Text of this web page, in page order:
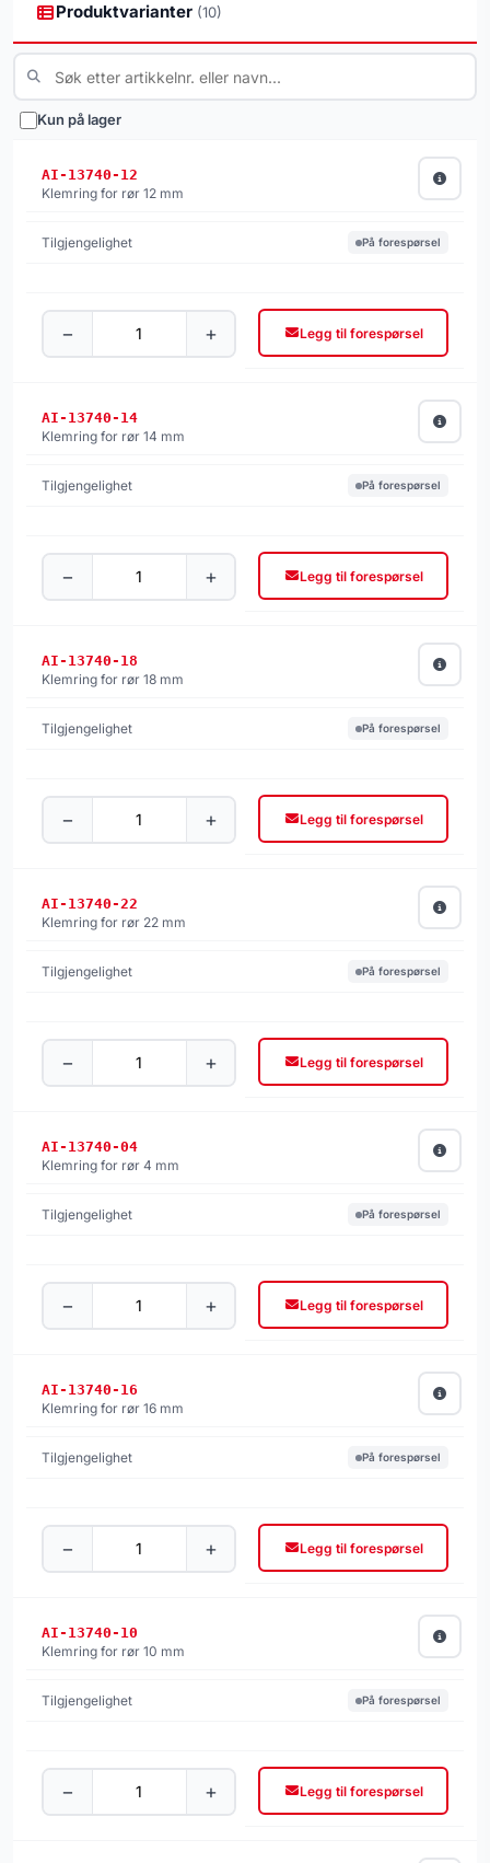
Produktvarianter (10)
Kun på lager
AI-13740-12
Klemring for rør 12 mm
På forespørsel
− + Legg til forespørsel
AI-13740-14
Klemring for rør 14 mm
På forespørsel
− + Legg til forespørsel
AI-13740-18
Klemring for rør 18 mm
På forespørsel
− + Legg til forespørsel
AI-13740-22
Klemring for rør 22 mm
På forespørsel
− + Legg til forespørsel
AI-13740-04
Klemring for rør 4 mm
På forespørsel
− + Legg til forespørsel
AI-13740-16
Klemring for rør 16 mm
På forespørsel
− + Legg til forespørsel
AI-13740-10
Klemring for rør 10 mm
På forespørsel
− + Legg til forespørsel